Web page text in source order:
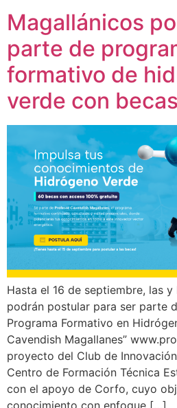
Magallánicos
parte de
formativo de
verde con
Hasta el 16 de septiembre, las
podrán postular para ser parte
Programa Formativo en
Cavendish Magallanes”
proyecto del Club de
Centro de Formación Técnica
con el apoyo de Corfo, cuyo
conocimiento con enfoque […]